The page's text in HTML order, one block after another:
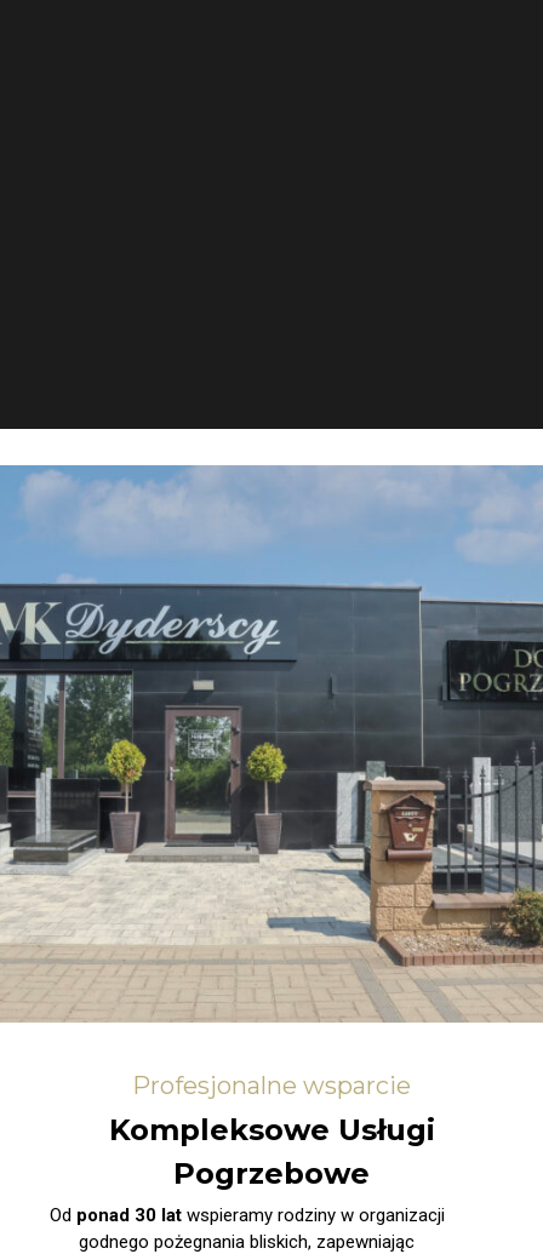
Profesjonalne wsparcie
Kompleksowe Usługi
Pogrzebowe
Od ponad 30 latwspieramy rodziny w organizacji
godnego pożegnania bliskich, zapewniając